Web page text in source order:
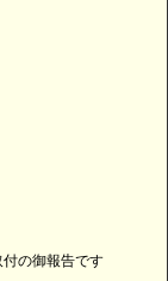
の御報告です